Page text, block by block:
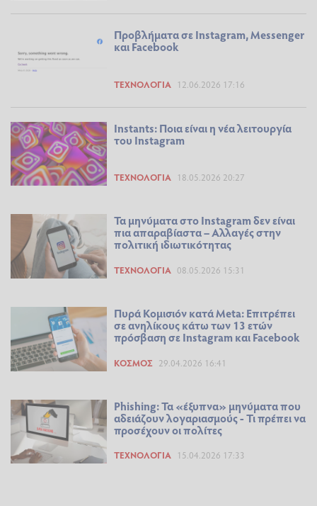
Προβλήματα σε Instagram, Messenger
και Facebook
ΤΕΧΝΟΛΟΓΊΑ 12.06.2026 17:16
Ιnstants: Ποια είναι η νέα λειτουργία
του Instagram
ΤΕΧΝΟΛΟΓΊΑ 18.05.2026 20:27
Τα μηνύματα στο Instagram δεν είναι
πια απαραβίαστα – Αλλαγές στην
πολιτική ιδιωτικότητας
ΤΕΧΝΟΛΟΓΊΑ 08.05.2026 15:31
Πυρά Κομισιόν κατά Meta: Επιτρέπει
σε ανηλίκους κάτω των 13 ετών
πρόσβαση σε Instagram και Facebook
ΚΌΣΜΟΣ 29.04.2026 16:41
Phishing: Τα «έξυπνα» μηνύματα που
αδειάζουν λογαριασμούς - Τι πρέπει να
προσέχουν οι πολίτες
ΤΕΧΝΟΛΟΓΊΑ 15.04.2026 17:33